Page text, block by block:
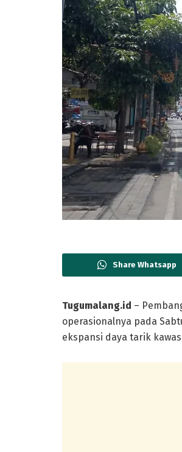
Share Whatsapp
Tugumalang.id –
operasionalnya pada
ekspansi daya tarik